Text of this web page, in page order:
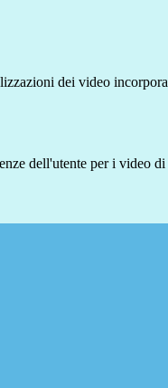
dei video
dell'utente per i